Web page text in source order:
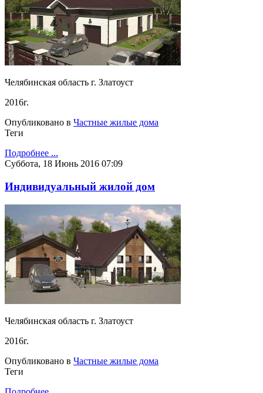
Челябинская область г. Златоуст
2016г.
Опубликовано в Частные жилые дома
Теги
Подробнее ...
Суббота, 18 Июнь 2016 07:09
Индивидуальный жилой дом
Челябинская область г. Златоуст
2016г.
Опубликовано в Частные жилые дома
Теги